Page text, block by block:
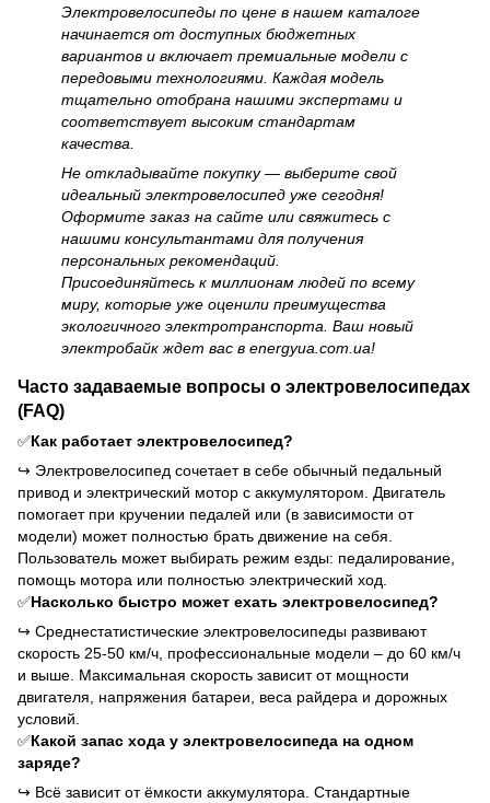
Электровелосипеды по цене в нашем каталоге
начинается от доступных бюджетных
вариантов и включает премиальные модели с
передовыми технологиями. Каждая модель
тщательно отобрана нашими экспертами и
соответствует высоким стандартам
качества.
Не откладывайте покупку — выберите свой
идеальный электровелосипед уже сегодня!
Оформите заказ на сайте или свяжитесь с
нашими консультантами для получения
персональных рекомендаций.
Присоединяйтесь к миллионам людей по всему
миру, которые уже оценили преимущества
экологичного электротранспорта. Ваш новый
электробайк ждет вас в energyua.com.ua!
Часто задаваемые вопросы о электровелосипедах
(FAQ)
✅Как работает электровелосипед?
↪ Электровелосипед сочетает в себе обычный педальный
привод и электрический мотор с аккумулятором. Двигатель
помогает при кручении педалей или (в зависимости от
модели) может полностью брать движение на себя.
Пользователь может выбирать режим езды: педалирование,
помощь мотора или полностью электрический ход.
✅Насколько быстро может ехать электровелосипед?
↪ Среднестатистические электровелосипеды развивают
скорость 25-50 км/ч, профессиональные модели – до 60 км/ч
и выше. Максимальная скорость зависит от мощности
двигателя, напряжения батареи, веса райдера и дорожных
условий.
✅Какой запас хода у электровелосипеда на одном
заряде?
↪ Всё зависит от ёмкости аккумулятора. Стандартные